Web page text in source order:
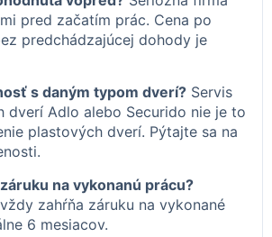
pred začatím prác. Cena po
predchádzajúcej dohody je
s daným typom dverí? Servis
dverí Adlo alebo Securido nie je to
plastových dverí. Pýtajte sa na
na vykonanú prácu?
zahŕňa záruku na vykonané
6 mesiacov.